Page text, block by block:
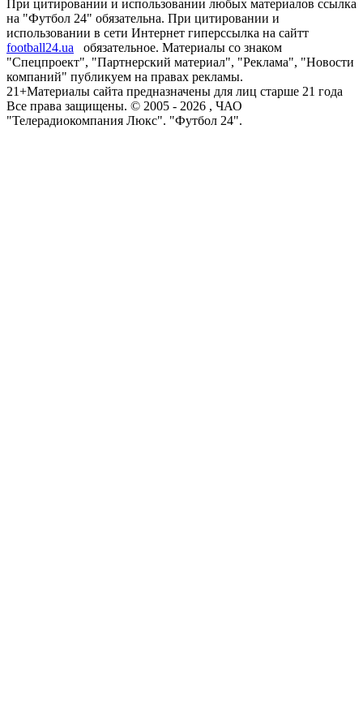
При цитировании и использовании любых материалов ссылка
на "Футбол 24" обязательна. При цитировании и
использовании в сети Интернет гиперссылка на сайтт
football24.ua
обязательное. Материалы со знаком
"Спецпроект", "Партнерский материал", "Реклама", "Новости
компаний" публикуем на правах рекламы.
21+Материалы сайта предназначены для лиц старше 21 года
Все права защищены. © 2005 - 2026 , ЧАО
"Телерадиокомпания Люкс". "Футбол 24".